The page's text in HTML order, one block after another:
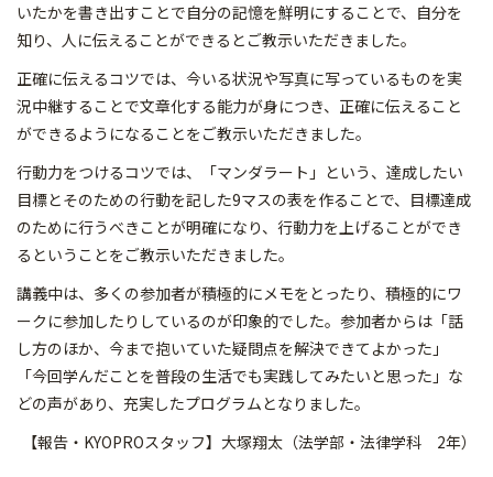
いたかを書き出すことで自分の記憶を鮮明にすることで、自分を
知り、人に伝えることができるとご教示いただきました。
正確に伝えるコツでは、今いる状況や写真に写っているものを実
況中継することで文章化する能力が身につき、正確に伝えること
ができるようになることをご教示いただきました。
行動力をつけるコツでは、「マンダラート」という、達成したい
目標とそのための行動を記した9マスの表を作ることで、目標達成
のために行うべきことが明確になり、行動力を上げることができ
るということをご教示いただきました。
講義中は、多くの参加者が積極的にメモをとったり、積極的にワ
ークに参加したりしているのが印象的でした。参加者からは「話
し方のほか、今まで抱いていた疑問点を解決できてよかった」
「今回学んだことを普段の生活でも実践してみたいと思った」な
どの声があり、充実したプログラムとなりました。
【報告・KYOPROスタッフ】大塚翔太（法学部・法律学科 2年）